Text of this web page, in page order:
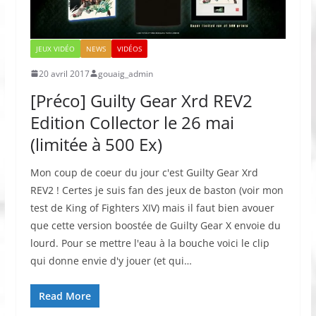
JEUX VIDÉO NEWS VIDÉOS
20 avril 2017 gouaig_admin
[Préco] Guilty Gear Xrd REV2
Edition Collector le 26 mai
(limitée à 500 Ex)
Mon coup de coeur du jour c'est Guilty Gear Xrd
REV2 ! Certes je suis fan des jeux de baston (voir mon
test de King of Fighters XIV) mais il faut bien avouer
que cette version boostée de Guilty Gear X envoie du
lourd. Pour se mettre l'eau à la bouche voici le clip
qui donne envie d'y jouer (et qui…
Read More